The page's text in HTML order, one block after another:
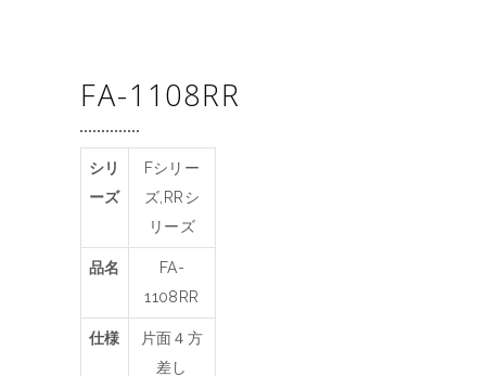
FA-1108RR
シリ
ーズ
Fシリー
ズ,RRシ
リーズ
品名
FA-
1108RR
仕様
片面４方
差し